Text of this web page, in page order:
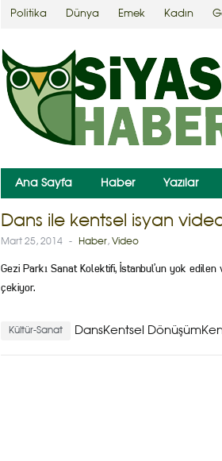
Politika Dünya Emek Kadın
Ana Sayfa Haber Yazılar
Dans ile kentsel isyan
Mart 25, 2014 - Haber, Video
Gezi Parkı Sanat Kolektifi, İstanbul’un yok
çekiyor.
DansKentsel
Kültür-Sanat